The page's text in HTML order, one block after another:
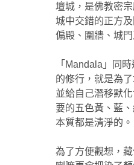
壇城，是佛教密
城中交錯的正方
偏殿、圍牆、城
「Mandala」同
的修行，就是為
並給自己潛移默
要的五色黃、藍
本質都是清淨的。
為了方便觀想，